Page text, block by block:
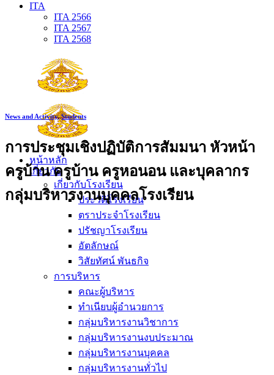
ITA
ITA 2566
ITA 2567
ITA 2568
หน้าหลัก
เกี่ยวกับ
เกี่ยวกับโรงเรียน
ประวัติโรงเรียน
ตราประจำโรงเรียน
ปรัชญาโรงเรียน
อัตลักษณ์
วิสัยทัศน์ พันธกิจ
การบริหาร
คณะผู้บริหาร
ทำเนียบผู้อำนวยการ
กลุ่มบริหารงานวิชาการ
กลุ่มบริหารงานงบประมาณ
กลุ่มบริหารงานบุคคล
กลุ่มบริหารงานทั่วไป
News and Activity,Students
การประชุมเชิงปฏิบัติการสัมมนา หัวหน้า
ครูบ้าน ครูบ้าน ครูหอนอน และบุคลากร
กลุ่มบริหารงานบุคคลโรงเรียน